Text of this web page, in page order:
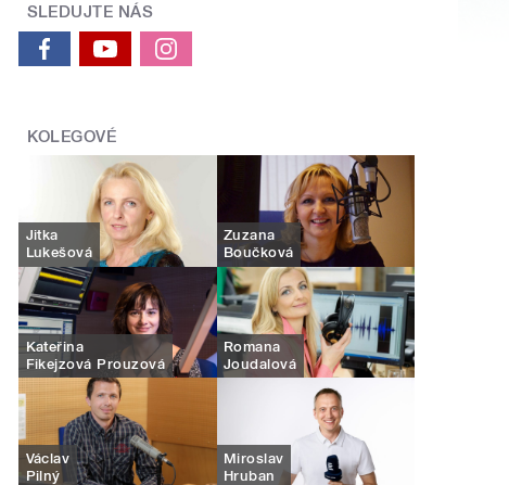
SLEDUJTE NÁS
KOLEGOVÉ
Jitka
Lukešová
Zuzana
Boučková
Kateřina
Fikejzová Prouzová
Romana
Joudalová
Václav
Pilný
Miroslav
Hruban